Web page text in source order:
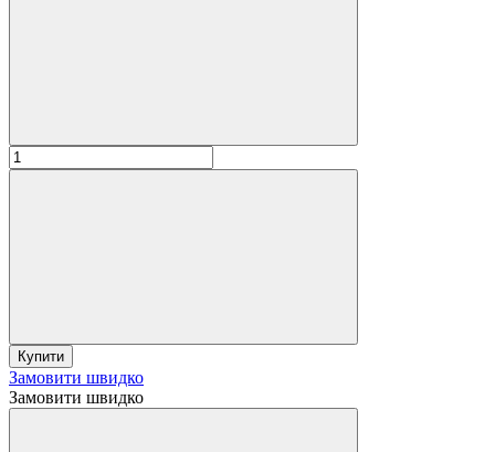
Купити
Замовити швидко
Замовити швидко